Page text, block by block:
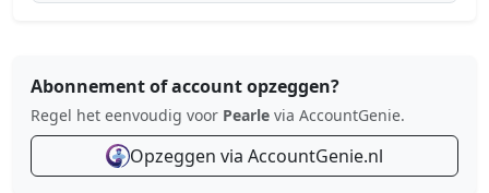
Abonnement of account opzeggen?
Regel het eenvoudig voor Pearle via AccountGenie.
Opzeggen via AccountGenie.nl